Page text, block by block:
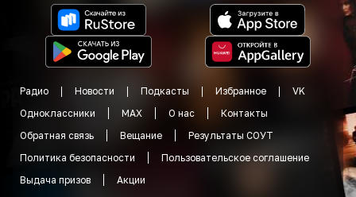
Радио Новости Подкасты Избранное
VK
Одноклассники
MAX О нас
Контакты
Обратная связь
Вещание
Результаты СОУТ
Политика безопасности
Пользовательское соглашение
Выдача призов
Акции